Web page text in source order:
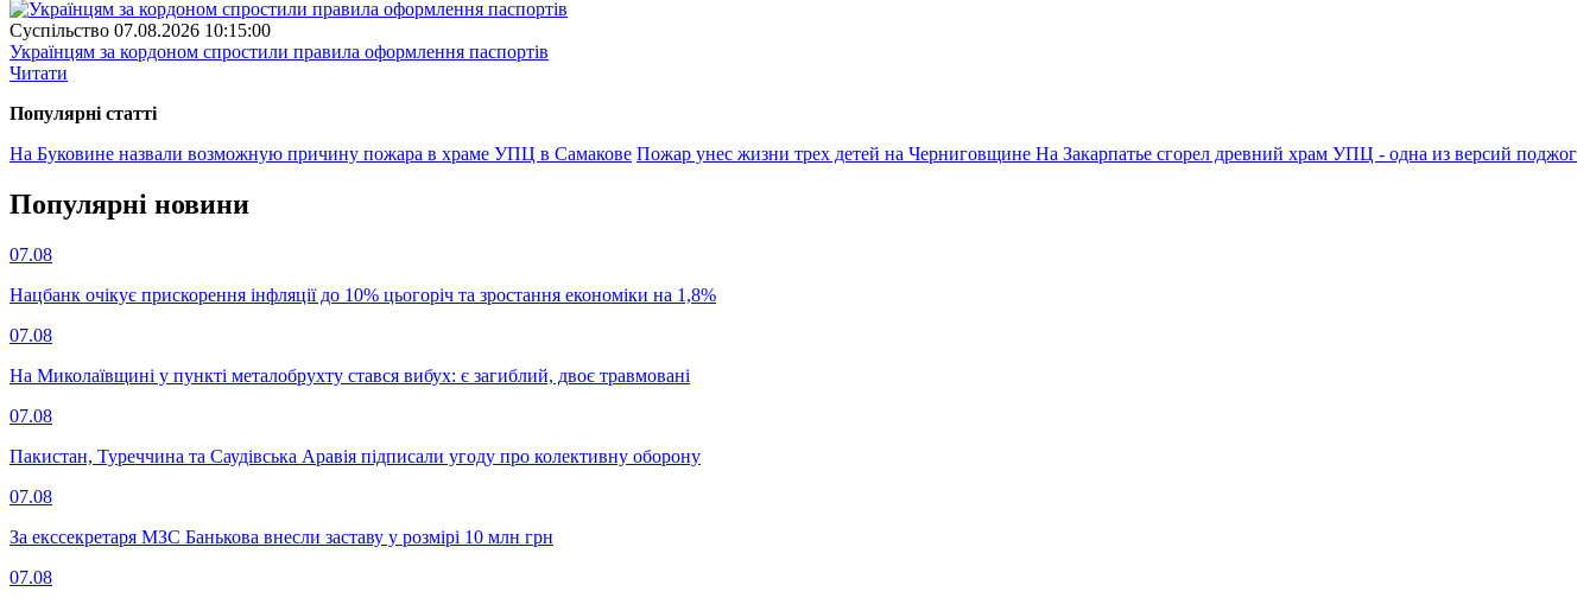
Суспiльство 07.08.2026 10:15:00
Українцям за кордоном спростили правила оформлення паспортів
Читати
Популярнi статтi
На Буковине назвали возможную причину пожара в храме УПЦ в Самакове Пожар унес жизни трех детей на Черниговщине На Закарпатье сгорел древний храм УПЦ - одна из версий поджог
Популярнi новини
07.08
Нацбанк очікує прискорення інфляції до 10% цьогоріч та зростання економіки на 1,8%
07.08
На Миколаївщині у пункті металобрухту стався вибух: є загиблий, двоє травмовані
07.08
Пакистан, Туреччина та Саудівська Аравія підписали угоду про колективну оборону
07.08
За екссекретаря МЗС Банькова внесли заставу у розмірі 10 млн грн
07.08